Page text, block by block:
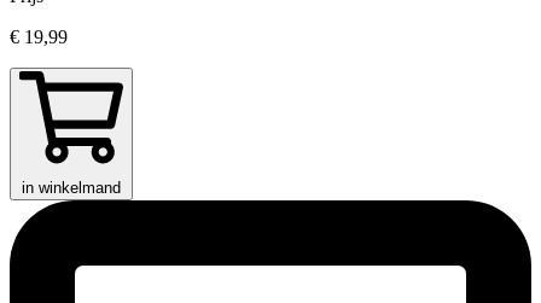
€ 19,99
in winkelmand